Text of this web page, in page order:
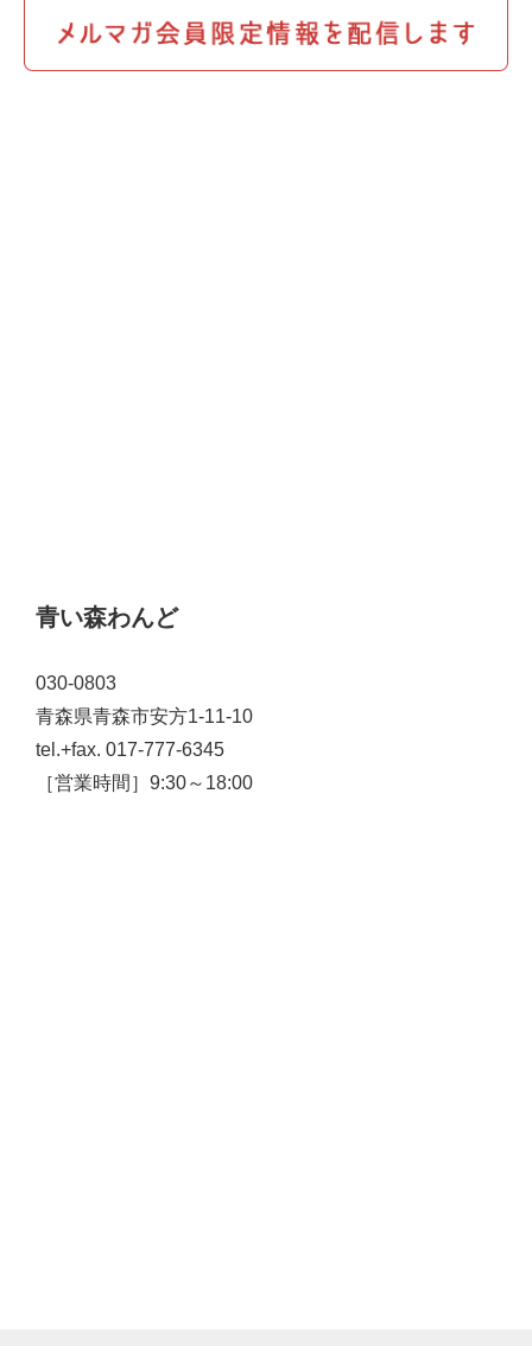
青い森わんど
030-0803
青森県青森市安方1-11-10
tel.+fax. 017-777-6345
［営業時間］9:30～18:00